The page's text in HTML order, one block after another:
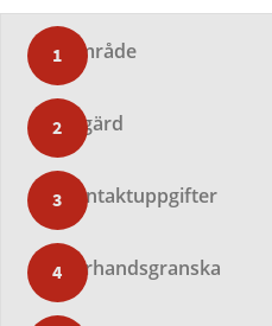
Område
Åtgärd
Kontaktuppgifter
Förhandsgranska